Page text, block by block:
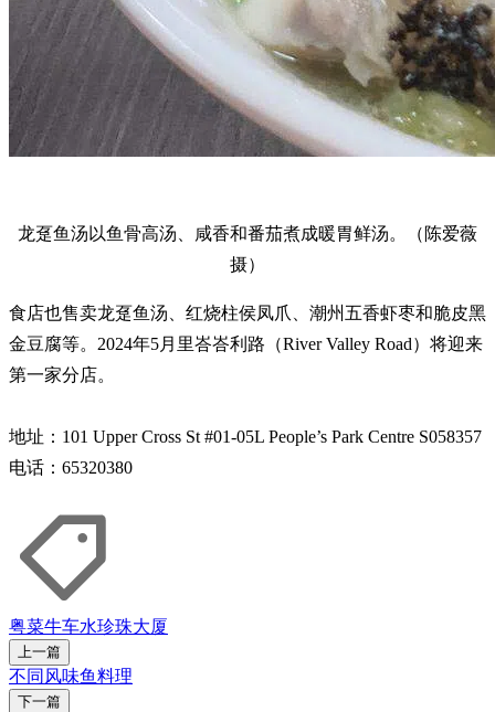
龙趸鱼汤以鱼骨高汤、咸香和番茄煮成暖胃鲜汤。（陈爱薇
摄）
食店也售卖龙趸鱼汤、红烧柱侯凤爪、潮州五香虾枣和脆皮黑
金豆腐等。2024年5月里峇峇利路（River Valley Road）将迎来
第一家分店。
地址：101 Upper Cross St #01-05L People’s Park Centre S058357
电话：65320380
粤菜牛车水珍珠大厦
上一篇
不同风味鱼料理
下一篇